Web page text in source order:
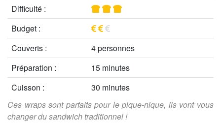
Difficulté :
Budget :
Couverts :
4 personnes
Préparation :
15 minutes
Cuisson :
30 minutes
Ces wraps sont parfaits pour le pique-nique, ils vont vous
changer du sandwich traditionnel !